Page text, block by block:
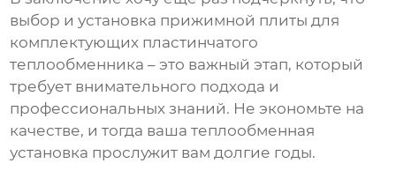
выбор и установка прижимной плиты для
комплектующих пластинчатого
теплообменника – это важный этап, который
требует внимательного подхода и
профессиональных знаний. Не экономьте на
качестве, и тогда ваша теплообменная
установка прослужит вам долгие годы.